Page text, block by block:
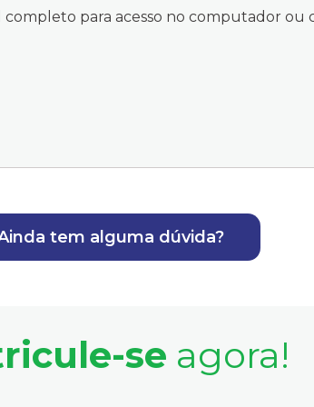
completo para acesso no computador ou
tem alguma dúvida?
se agora!